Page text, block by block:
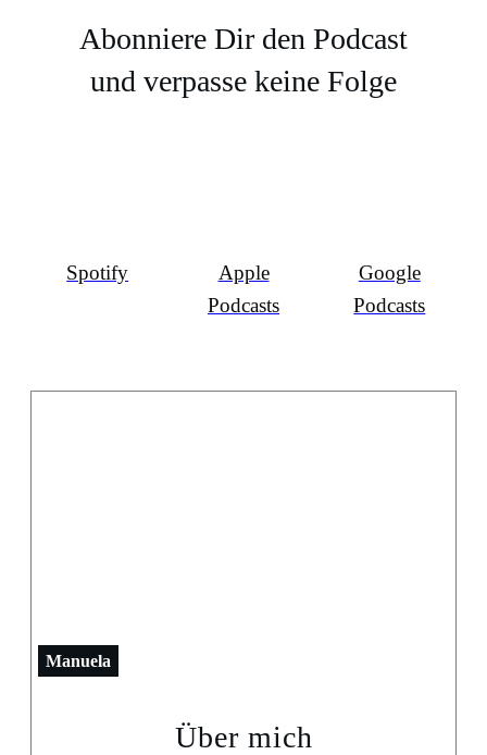
Abonniere Dir den Podcast
und verpasse keine Folge
Spotify
Apple
Podcasts
Google
Podcasts
Manuela
Über mich